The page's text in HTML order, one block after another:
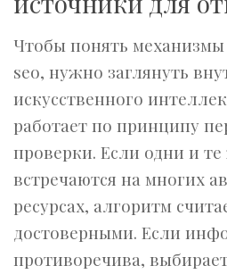
Чтобы понять
seo, нужно заглянуть
искусственного
работает по принципу
проверки. Если одни и
встречаются на многих
ресурсах, алгоритм
достоверными. Если
противоречива,